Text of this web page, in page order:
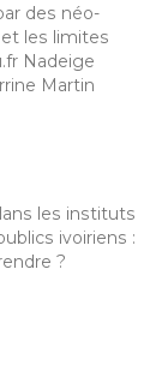
des néo-
les limites
Nadeige
Martin
les instituts
ivoiriens :
?